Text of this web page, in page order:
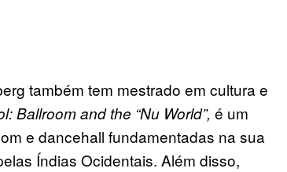
também tem mestrado em cultura e
Ballroom and the “Nu World”, é um
e dancehall fundamentadas na sua
Índias Ocidentais. Além disso,